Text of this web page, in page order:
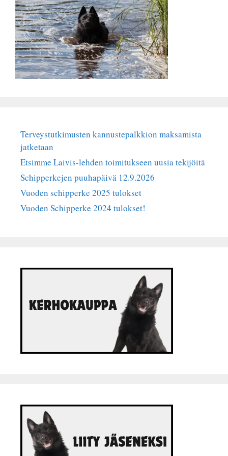
Terveystutkimusten kannustepalkkion maksamista
jatketaan
Etsimme Laivis-lehden toimitukseen uusia tekijöitä
Schipperkejen puuhapäivä 12.9.2026
Vuoden schipperke 2025 tulokset
Vuoden Schipperke 2024 tulokset!